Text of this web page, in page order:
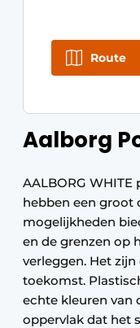
Aalborg
AALBORG
hebben een
mogelijkheden
en de grenzen op
verleggen. Het
toekomst.
echte kleuren van
oppervlak dat het
Route